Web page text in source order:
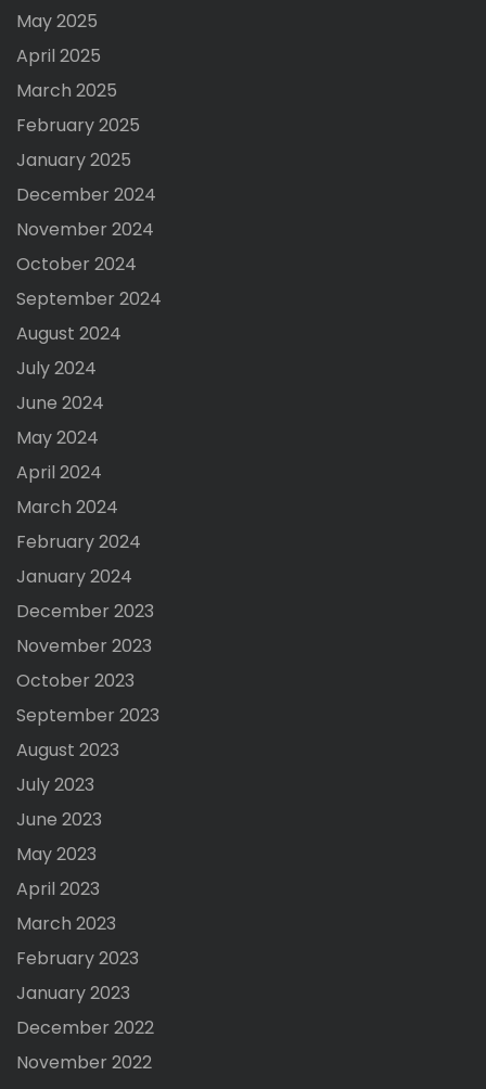
May 2025
April 2025
March 2025
February 2025
January 2025
December 2024
November 2024
October 2024
September 2024
August 2024
July 2024
June 2024
May 2024
April 2024
March 2024
February 2024
January 2024
December 2023
November 2023
October 2023
September 2023
August 2023
July 2023
June 2023
May 2023
April 2023
March 2023
February 2023
January 2023
December 2022
November 2022